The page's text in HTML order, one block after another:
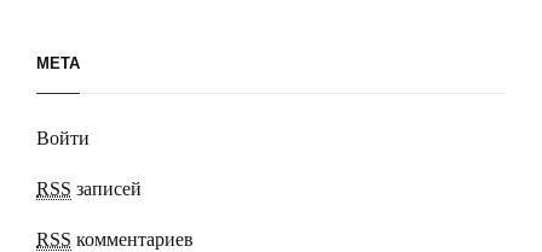
МЕТА
Войти
RSS записей
RSS комментариев